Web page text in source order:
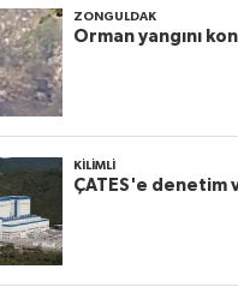
ZONGULDAK
Orman yangını
KILIMLI
ÇATES'e denetim